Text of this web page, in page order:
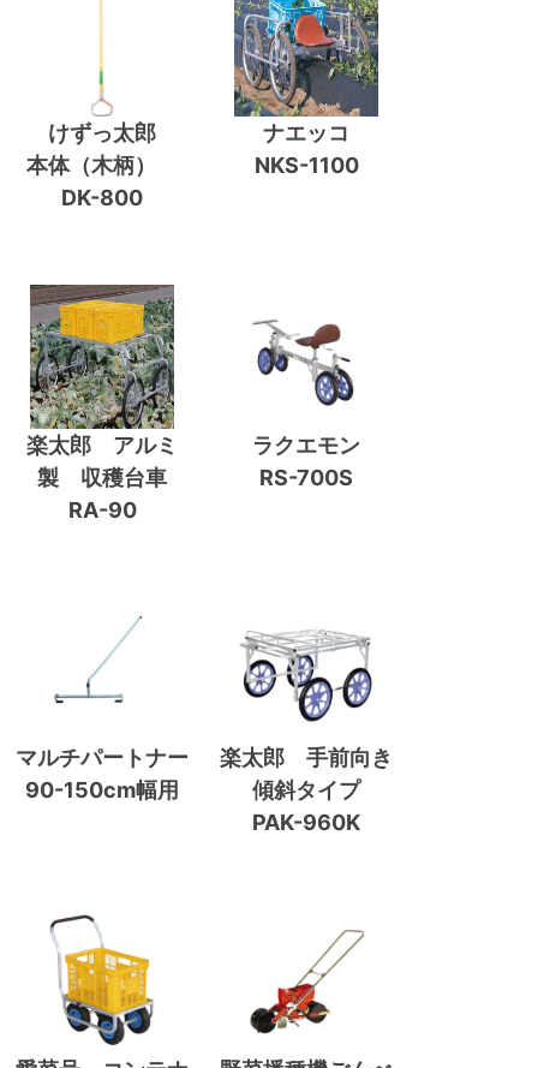
けずっ太郎
本体（木柄）
DK-800
ナエッコ
NKS-1100
楽太郎 アルミ
製 収穫台車
RA-90
ラクエモン
RS-700S
マルチパートナー
90-150cm幅用
楽太郎 手前向き
傾斜タイプ
PAK-960K